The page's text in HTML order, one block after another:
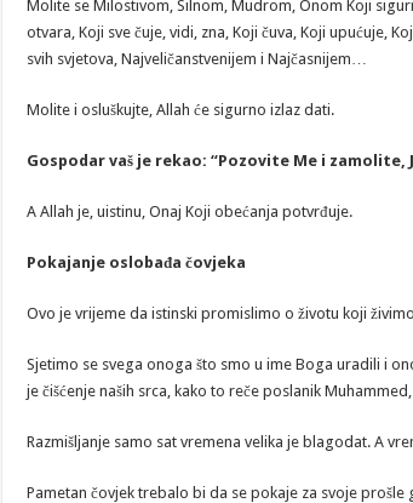
Molite se Milostivom, Silnom, Mudrom, Onom Koji
otvara, Koji sve čuje, vidi, zna, Koji čuva, Koji upućuje,
svih svjetova, Najveličanstvenijem i Najčasnijem…
Molite i osluškujte, Allah će sigurno izlaz dati.
Gospodar vaš je rekao: “Pozovite Me i zamolite,
A Allah je, uistinu, Onaj Koji obećanja potvrđuje.
Pokajanje oslobađa čovjeka
Ovo je vrijeme da istinski promislimo o životu koji
Sjetimo se svega onoga što smo u ime Boga uradili i
je čišćenje naših srca, kako to reče poslanik Muhammed,
Razmišljanje samo sat vremena velika je blagodat. A
Pametan čovjek trebalo bi da se pokaje za svoje